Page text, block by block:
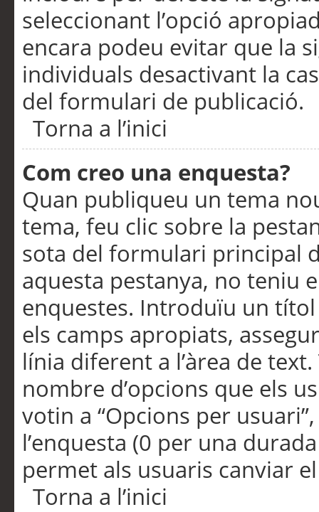
seleccionant l’opció
encara podeu evitar que la
individuals desactivant la
del formulari de publicació.
Torna a l’inici
Com creo una enquesta?
Quan publiqueu un tema
tema, feu clic sobre la
sota del formulari principal
aquesta pestanya, no teniu
enquestes. Introduïu un
els camps apropiats,
línia diferent a l’àrea de
nombre d’opcions que els
votin a “Opcions per
l’enquesta (0 per una
permet als usuaris canviar
Torna a l’inici